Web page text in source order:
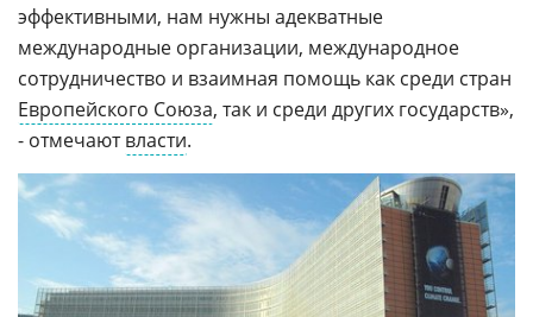
эффективными, нам нужны адекватные
международные организации, международное
сотрудничество и взаимная помощь как среди стран
Европейского Союза, так и среди других государств»,
- отмечаютвласти.